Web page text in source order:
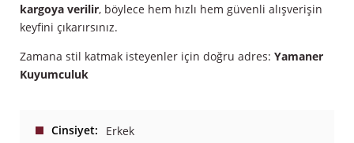
kargoya verilir, böylece hem hızlı hem güvenli alışverişin
keyfini çıkarırsınız.
Zamana stil katmak isteyenler için doğru adres: Yamaner
Kuyumculuk
Cinsiyet Erkek